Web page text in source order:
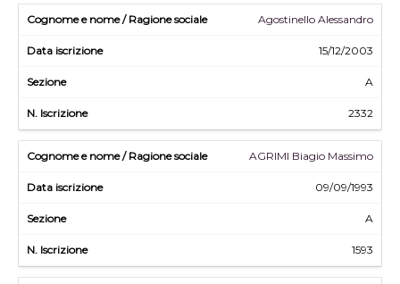
Agostinello Alessandro
15/12/2003
A
2332
AGRIMI Biagio Massimo
09/09/1993
A
1593